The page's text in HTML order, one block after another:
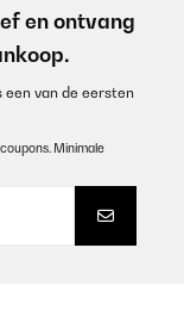
en ontvang
van de eersten
Minimale